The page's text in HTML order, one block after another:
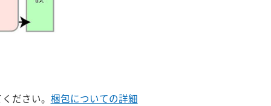
ださい。 梱包についての詳細